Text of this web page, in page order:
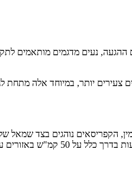
נעים מדגמים מותאמים
הקפריסאים נוהגים בצד שמאל